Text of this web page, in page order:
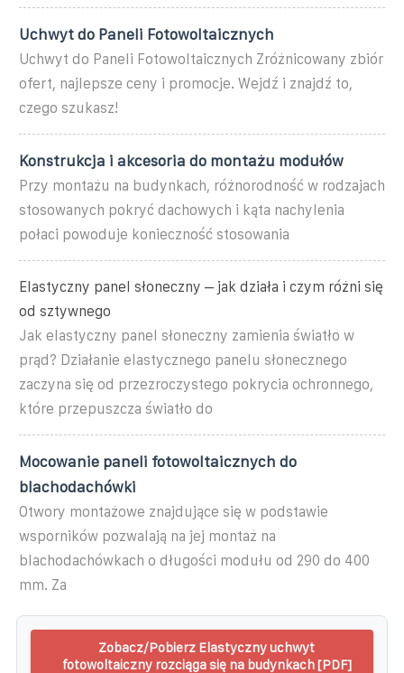
Uchwyt do Paneli Fotowoltaicznych
Uchwyt do Paneli Fotowoltaicznych Zróżnicowany zbiór
ofert, najlepsze ceny i promocje. Wejdź i znajdź to,
czego szukasz!
Konstrukcja i akcesoria do montażu modułów
Przy montażu na budynkach, różnorodność w rodzajach
stosowanych pokryć dachowych i kąta nachylenia
połaci powoduje konieczność stosowania
Elastyczny panel słoneczny – jak działa i czym różni się
od sztywnego
Jak elastyczny panel słoneczny zamienia światło w
prąd? Działanie elastycznego panelu słonecznego
zaczyna się od przezroczystego pokrycia ochronnego,
które przepuszcza światło do
Mocowanie paneli fotowoltaicznych do
blachodachówki
Otwory montażowe znajdujące się w podstawie
wsporników pozwalają na jej montaż na
blachodachówkach o długości modułu od 290 do 400
mm. Za
Zobacz/Pobierz Elastyczny uchwyt
fotowoltaiczny rozciąga się na budynkach [PDF]